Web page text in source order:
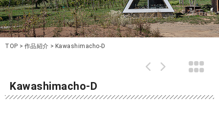
TOP > 作品紹介 > Kawashimacho-D
Kawashimacho-D